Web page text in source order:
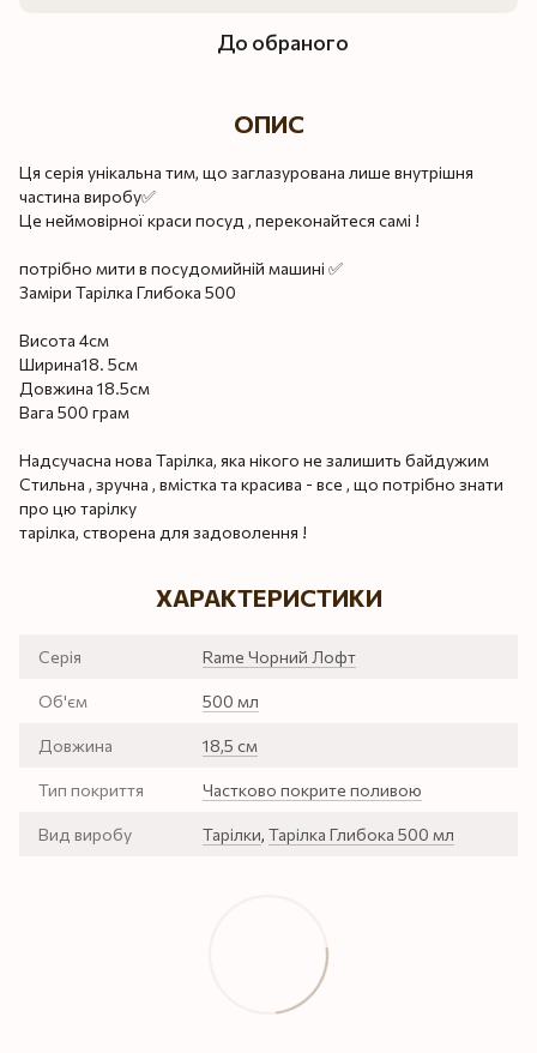
До обраного
ОПИС
Ця серія унікальна тим, що заглазурована лише внутрішня
частина виробу✅
Це неймовірної краси посуд , переконайтеся самі !
потрібно мити в посудомийній машині ✅
Заміри Тарілка Глибока 500
Висота 4см
Ширина18. 5см
Довжина 18.5см
Вага 500 грам
Надсучасна нова Тарілка, яка нікого не залишить байдужим
Стильна , зручна , вмістка та красива - все , що потрібно знати
про цю тарілку
тарілка, створена для задоволення !
ХАРАКТЕРИСТИКИ
Серія Rame Чорний Лофт
Об'єм 500 мл
Довжина 18,5 см
Тип покриття Частково покрите поливою
Вид виробу Тарілки, Тарілка Глибока 500 мл